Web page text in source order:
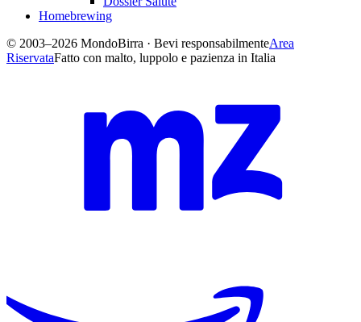
Homebrewing
© 2003–2026 MondoBirra · Bevi responsabilmenteArea
RiservataFatto con malto, luppolo e pazienza in Italia